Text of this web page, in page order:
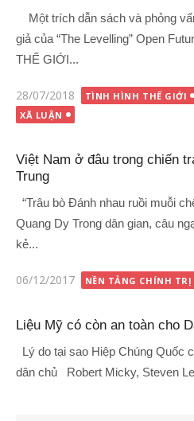
Một trích dẫn sách và phỏng
giả của “The Levelling” Open
THẾ GIỚI...
Đăng
vào
28/07/2018 TÌNH HÌNH THẾ GIỚI
XÃ LUẬN
Việt Nam ở đâu trong chiến
Trung
“Trâu bò Đánh nhau ruồi muỗi
Quang Dy Trong dân gian, câu
kẻ...
Đăng
06/12/2017 NỀN TẢNG CHÍNH TRỊ
Liệu Mỹ có còn an toàn cho
Lý do tại sao Hiệp Chúng Quốc
dân chủ Robert Micky, Steven